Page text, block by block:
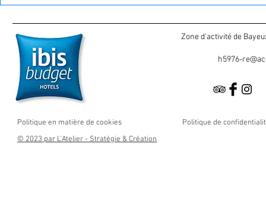
Zone d'activité de
h5976-
Politique en matière de cookies
Politique de
© 2023 par L'Atelier - Stratégie & Création